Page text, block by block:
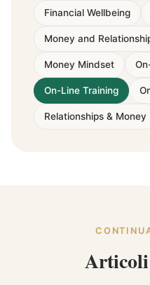
Financial Wellbeing
Money and
Money Mindset
On-Line Training
Relationships & Money